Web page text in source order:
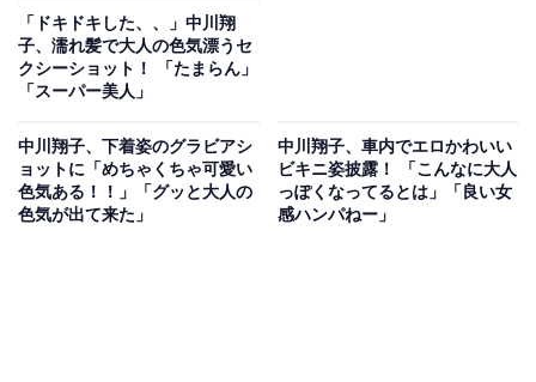
「ドキドキした、、」中川翔
子、濡れ髪で大人の色気漂うセ
クシーショット！ 「たまらん」
「スーパー美人」
中川翔子、下着姿のグラビアシ
ョットに「めちゃくちゃ可愛い
色気ある！！」「グッと大人の
色気が出て来た」
中川翔子、車内でエロかわいい
ビキニ姿披露！ 「こんなに大人
っぽくなってるとは」「良い女
感ハンパねー」